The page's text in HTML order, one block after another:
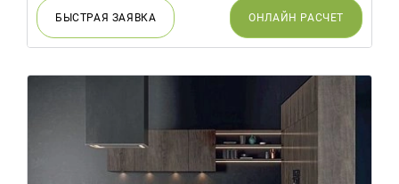
БЫСТРАЯ ЗАЯВКА ОНЛАЙН РАСЧЕТ